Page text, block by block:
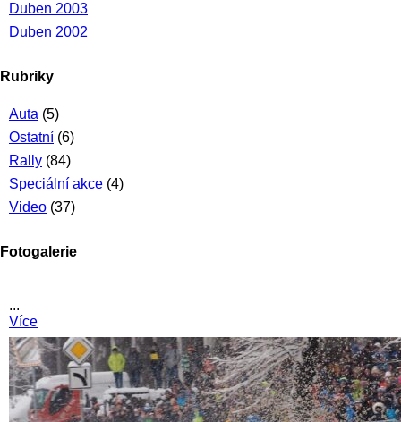
Duben 2003
Duben 2002
Rubriky
Auta (5)
Ostatní (6)
Rally (84)
Speciální akce (4)
Video (37)
Fotogalerie
...
Více